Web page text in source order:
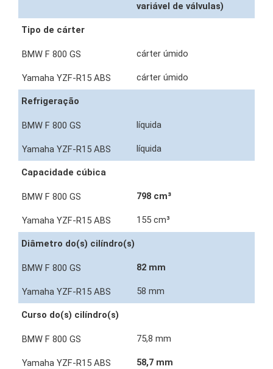
variável de válvulas)
Tipo de cárter
cárter úmido
cárter úmido
Refrigeração
líquida
líquida
Capacidade cúbica
798 cm³
155 cm³
Diâmetro do(s) cilíndro(s)
82 mm
58 mm
Curso do(s) cilíndro(s)
75,8 mm
58,7 mm